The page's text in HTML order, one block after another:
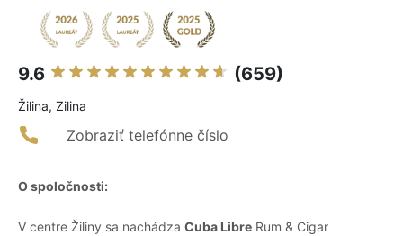
9.6 (659)
Žilina, Zilina
Zobraziť telefónne číslo
O spoločnosti:
V centre Žiliny sa nachádza Cuba Libre Rum & Cigar